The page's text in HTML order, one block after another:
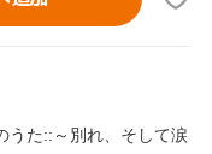
うた::～別れ、そして涙